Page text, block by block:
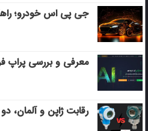
جی پی اس خودرو؛
معرفی و بررسی پراپ فرم
رقابت ژاپن و آلمان،